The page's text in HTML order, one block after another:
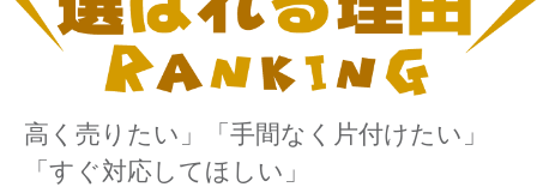
高く売りたい」「手間なく片付けたい」
「すぐ対応してほしい」